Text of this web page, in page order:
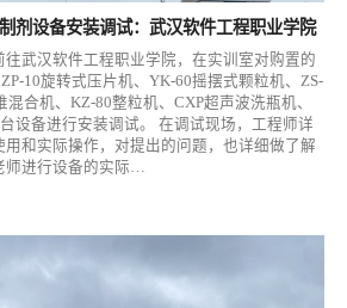
剂设备安装调试：武汉软件工程职业学院
武汉软件工程职业学院，在实训室对购置的
10旋转式压片机、YK-60摇摆式颗粒机、ZS-
混合机、KZ-80整粒机、CXP超声波洗瓶机、
设备进行安装调试。 在调试现场，工程师详
和实际操作，对提出的问题，也详细做了解
师进行设备的实际…